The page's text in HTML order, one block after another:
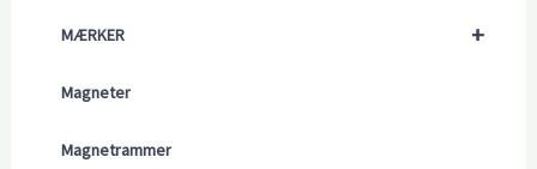
+
MÆRKER
Magneter
Magnetrammer